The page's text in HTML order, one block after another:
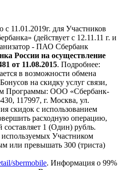
11.01.2019г. для Участников
(действует с 12.11.11 г. и
- ПАО Сбербанк
России на осуществление
от 11.08.2015. Подробнее:
в возможности обмена
на скидку услуг связи,
Программы: ООО «Сбербанк-
117997, г. Москва, ул.
скидок с использованием
расходную операцию,
1 (Один) рубль.
Участником
или превышать 300 (триста)
sbermobile. Информация о 99%